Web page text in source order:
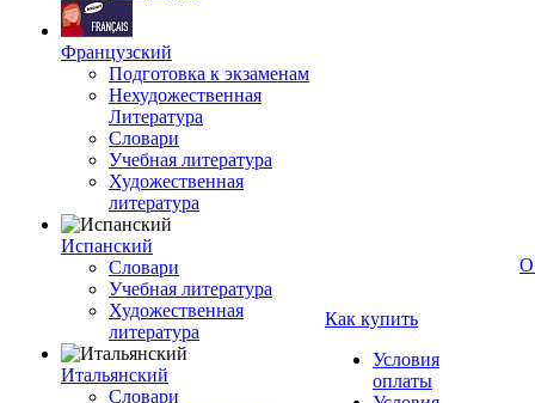
Французский
Подготовка к экзаменам
Нехудожественная
Литература
Словари
Учебная литература
Художественная
литература
Испанский
Словари
Учебная литература
Художественная
литература
Итальянский
Словари
Как купить
Условия
оплаты
О